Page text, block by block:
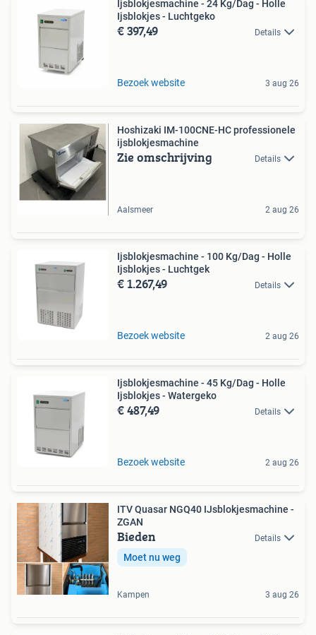
Ijsblokjesmachine - 24 Kg/Dag - Holle
Ijsblokjes - Luchtgeko
€ 397,49 Details
Bezoek website 3 aug 26
Hoshizaki IM-100CNE-HC professionele
ijsblokjesmachine
Zie omschrijving Details
Aalsmeer 2 aug 26
Ijsblokjesmachine - 100 Kg/Dag - Holle
Ijsblokjes - Luchtgek
€ 1.267,49 Details
Bezoek website 2 aug 26
Ijsblokjesmachine - 45 Kg/Dag - Holle
Ijsblokjes - Watergeko
€ 487,49 Details
Bezoek website 2 aug 26
ITV Quasar NGQ40 IJsblokjesmachine -
ZGAN
Bieden Details
Moet nu weg
Kampen 3 aug 26